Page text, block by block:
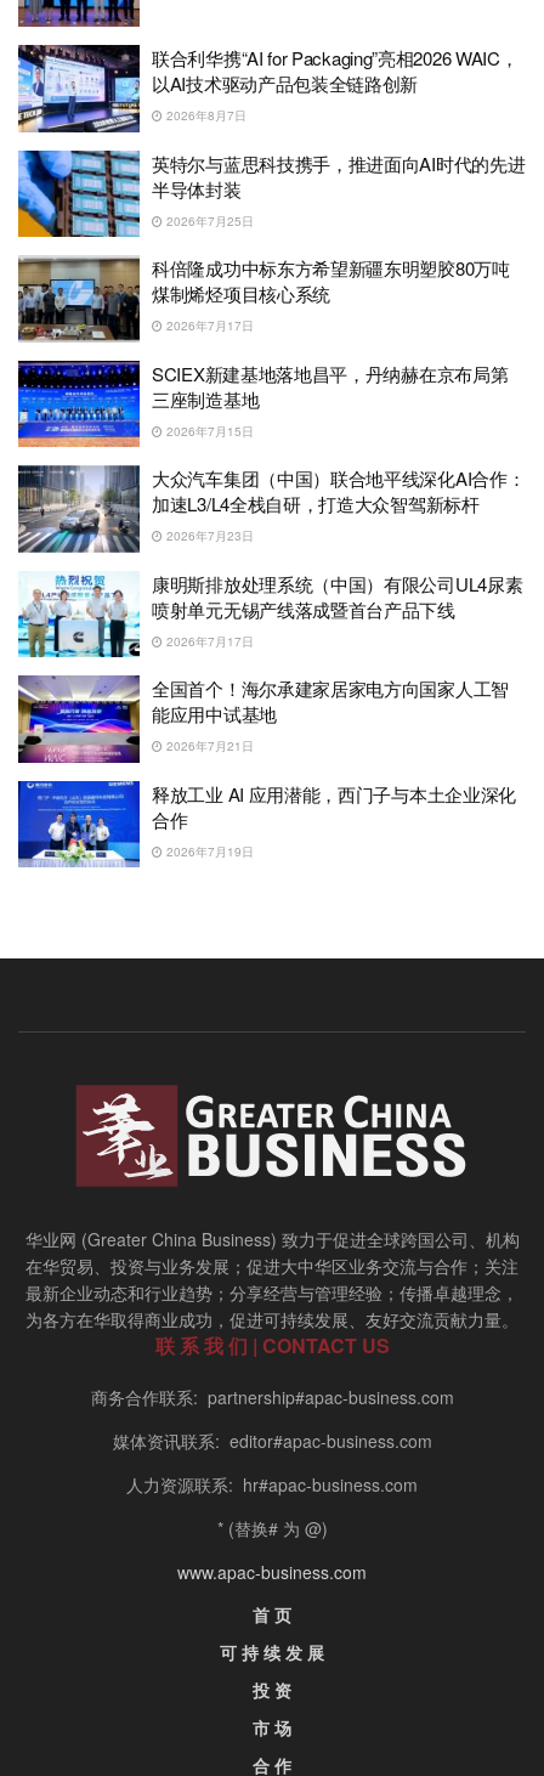
联合利华携“AI for Packaging”亮相2026 WAIC，
以AI技术驱动产品包装全链路创新
2026年8月7日
英特尔与蓝思科技携手，推进面向AI时代的先进
半导体封装
2026年7月25日
科倍隆成功中标东方希望新疆东明塑胶80万吨
煤制烯烃项目核心系统
2026年7月17日
SCIEX新建基地落地昌平，丹纳赫在京布局第
三座制造基地
2026年7月15日
大众汽车集团（中国）联合地平线深化AI合作：
加速L3/L4全栈自研，打造大众智驾新标杆
2026年7月23日
康明斯排放处理系统（中国）有限公司UL4尿素
喷射单元无锡产线落成暨首台产品下线
2026年7月17日
全国首个！海尔承建家居家电方向国家人工智
能应用中试基地
2026年7月21日
释放工业 AI 应用潜能，西门子与本土企业深化
合作
2026年7月19日
华业网 (Greater China Business) 致力于促进全球跨国公司、机构
在华贸易、投资与业务发展；促进大中华区业务交流与合作；关注
最新企业动态和行业趋势；分享经营与管理经验；传播卓越理念，
为各方在华取得商业成功，促进可持续发展、友好交流贡献力量。
联 系 我 们 | CONTACT US
商务合作联系: partnership#apac-business.com
媒体资讯联系: editor#apac-business.com
人力资源联系: hr#apac-business.com
* (替换# 为 @)
www.apac-business.com
首 页
可 持 续 发 展
投 资
市 场
合 作